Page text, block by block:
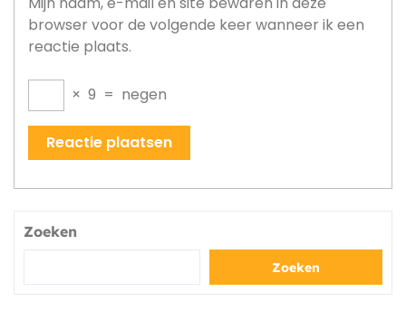
browser voor de volgende keer wanneer ik een
reactie plaats.
× 9 = negen
Zoeken
Zoeken